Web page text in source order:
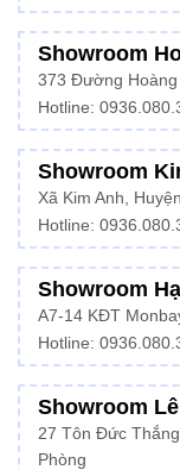
Showroom
373 Đường Hoàng
Hotline:
Showroom
Xã Kim Anh,
Hotline:
Showroom
A7-14 KĐT
Hotline:
Showroom
27 Tôn Đức
Phòng